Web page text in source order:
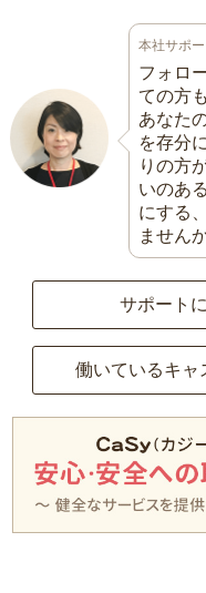
本社サポ
フォロ
ての方
あなた
を存分
りの方
いのあ
にする
ません
サポート
働いているキャ